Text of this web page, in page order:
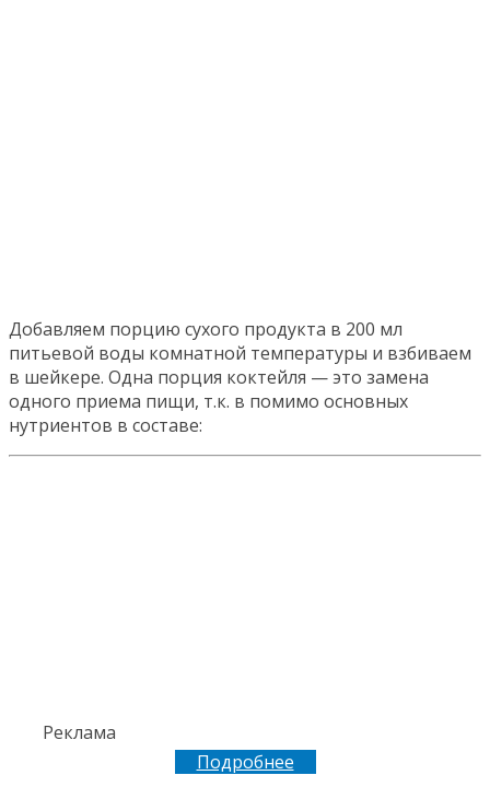
Добавляем порцию сухого продукта в 200 мл
питьевой воды комнатной температуры и взбиваем
в шейкере. Одна порция коктейля — это замена
одного приема пищи, т.к. в помимо основных
нутриентов в составе:
Реклама
Подробнее